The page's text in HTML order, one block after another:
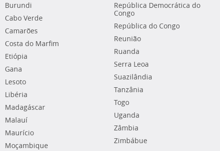
Burundi
Cabo Verde
Camarões
Costa do Marfim
Etiópia
Gana
Lesoto
Libéria
Madagáscar
Malauí
Maurício
Moçambique
República Democrática do
Congo
República do Congo
Reunião
Ruanda
Serra Leoa
Suazilândia
Tanzânia
Togo
Uganda
Zâmbia
Zimbábue